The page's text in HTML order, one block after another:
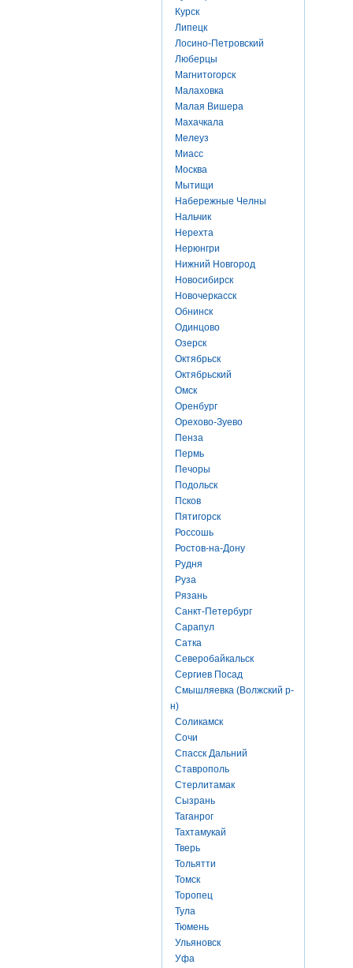
Курск
Липецк
Лосино-Петровский
Люберцы
Магнитогорск
Малаховка
Малая Вишера
Махачкала
Мелеуз
Миасс
Москва
Мытищи
Набережные Челны
Нальчик
Нерехта
Нерюнгри
Нижний Новгород
Новосибирск
Новочеркасск
Обнинск
Одинцово
Озерск
Октябрьск
Октябрьский
Омск
Оренбург
Орехово-Зуево
Пенза
Пермь
Печоры
Подольск
Псков
Пятигорск
Россошь
Ростов-на-Дону
Рудня
Руза
Рязань
Санкт-Петербург
Сарапул
Сатка
Северобайкальск
Сергиев Посад
Смышляевка (Волжский р-
н)
Соликамск
Сочи
Спасск Дальний
Ставрополь
Стерлитамак
Сызрань
Таганрог
Тахтамукай
Тверь
Тольятти
Томск
Торопец
Тула
Тюмень
Ульяновск
Уфа